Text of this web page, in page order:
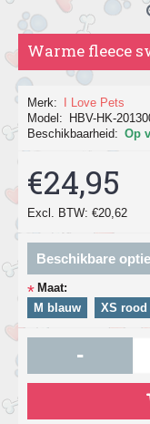
Warme fleece
Merk:
I Love Pets
Model:
HBV-HK-
Beschikbaarheid: Op
€24,95
Excl. BTW: €20,62
Beschikbare
* Maat:
M blauw
XS rood
-